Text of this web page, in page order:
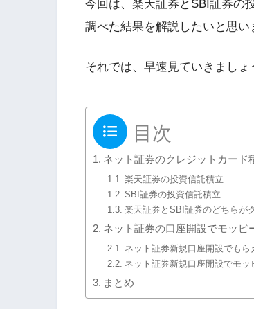
今回は、楽天証券とSBI証券の
調べた結果を解説したいと思い
それでは、早速見ていきましょ
目次
ネット証券のクレジットカード
楽天証券の投資信託積立
SBI証券の投資信託積立
楽天証券とSBI証券のどちらが
ネット証券の口座開設でモッピ
ネット証券新規口座開設でもら
ネット証券新規口座開設でモ
まとめ